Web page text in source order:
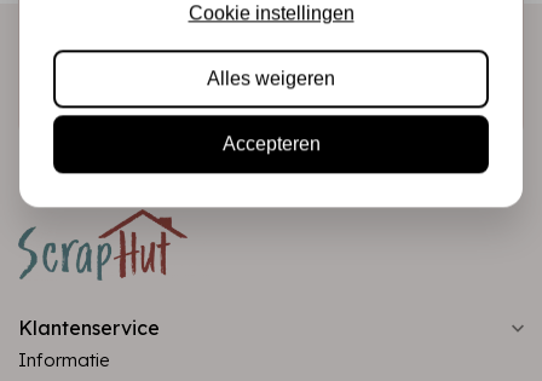
Klantenservice
Informatie
Cookie instellingen
Alles weigeren
Accepteren